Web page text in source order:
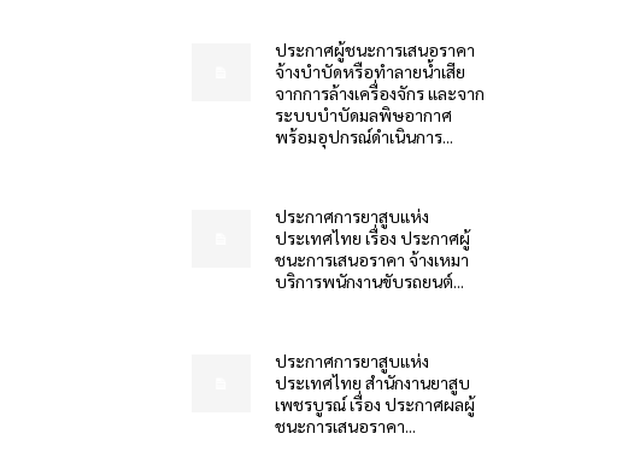
ประกาศผู้ชนะการเสนอราคา
จ้างบำบัดหรือทำลายน้ำเสีย
จากการล้างเครื่องจักร และจาก
ระบบบำบัดมลพิษอากาศ
พร้อมอุปกรณ์ดำเนินการ...
ประกาศการยาสูบแห่ง
ประเทศไทย เรื่อง ประกาศผู้
ชนะการเสนอราคา จ้างเหมา
บริการพนักงานขับรถยนต์...
ประกาศการยาสูบแห่ง
ประเทศไทย สำนักงานยาสูบ
เพชรบูรณ์ เรื่อง ประกาศผลผู้
ชนะการเสนอราคา...